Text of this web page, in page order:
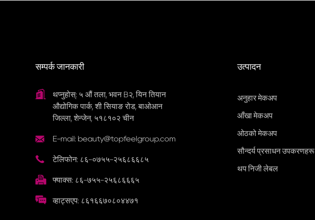
सम्पर्क जानकारी
थप्नुहोस्: ५ औं तला, भवन B२, यिन तियान
औद्योगिक पार्क, शी सियाङ रोड, बाओआन
जिल्ला, शेन्जेन, ५१८१०२ चीन
E-mail: beauty@topfeelgroup.com
टेलिफोन: ८६-०७५५-२५६८६६८५
फ्याक्स: ८६-७५५-२५६८६६६५
व्हाट्सएप: ८६१६६७०८०४४७१
उत्पादन
अनुहार मेकअप
आँखा मेकअप
ओठको मेकअप
सौन्दर्य प्रसाधन उपकरणहरू
थप निजी लेबल